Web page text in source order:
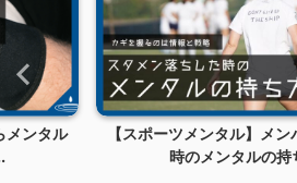
メンタル
【スポーツメンタル】メ
時のメンタルの持